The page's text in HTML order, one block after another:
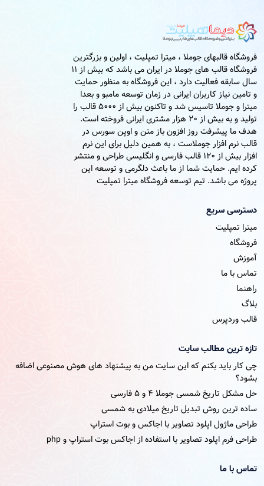
فروشگاه قالبهای جوملا ، میترا تمپلیت ، اولین و بزرگترین
فروشگاه قالب های جوملا در ایران می باشد که بیش از 11
سال سابقه فعالیت دارد ، این فروشگاه به منظور حمایت
و تامین نیاز کاربران ایرانی در زمان توسعه مامبو و بعدا
میترا و جوملا تاسیس شد و تاکنون بیش از 5000 قالب را
تولید و به بیش از 20 هزار مشتری ایرانی فروخته است.
هدف ما پیشرفت روز افزون باز متن و اوپن سورس در
قالب نرم افزار جوملاست ، به همین دلیل برای این نرم
افزار بیش از 120 قالب فارسی و انگلیسی طراحی و منتشر
کرده ایم. حمایت شما از ما باعث دلگرمی و توسعه این
پروژه می باشد. تیم توسعه فروشگاه میترا تمپلیت
دسترسی سریع
میترا تمپلیت
فروشگاه
آموزش
تماس با ما
راهنما
بلاگ
قالب وردپرس
تازه ترین مطالب سایت
چی کار باید بکنم که این سایت من به پیشنهاد های هوش مصنوعی اضافه
بشود؟
حل مشکل تاریخ شمسی جوملا ۴ و ۵ فارسی
ساده ترین روش تبدیل تاریخ میلادی به شمسی
طراحی ماژول اپلود تصاویر با اجاکس و بوت استراپ
طراحی فرم اپلود تصاویر با استفاده از اجاکس بوت استراپ و php
تماس با ما